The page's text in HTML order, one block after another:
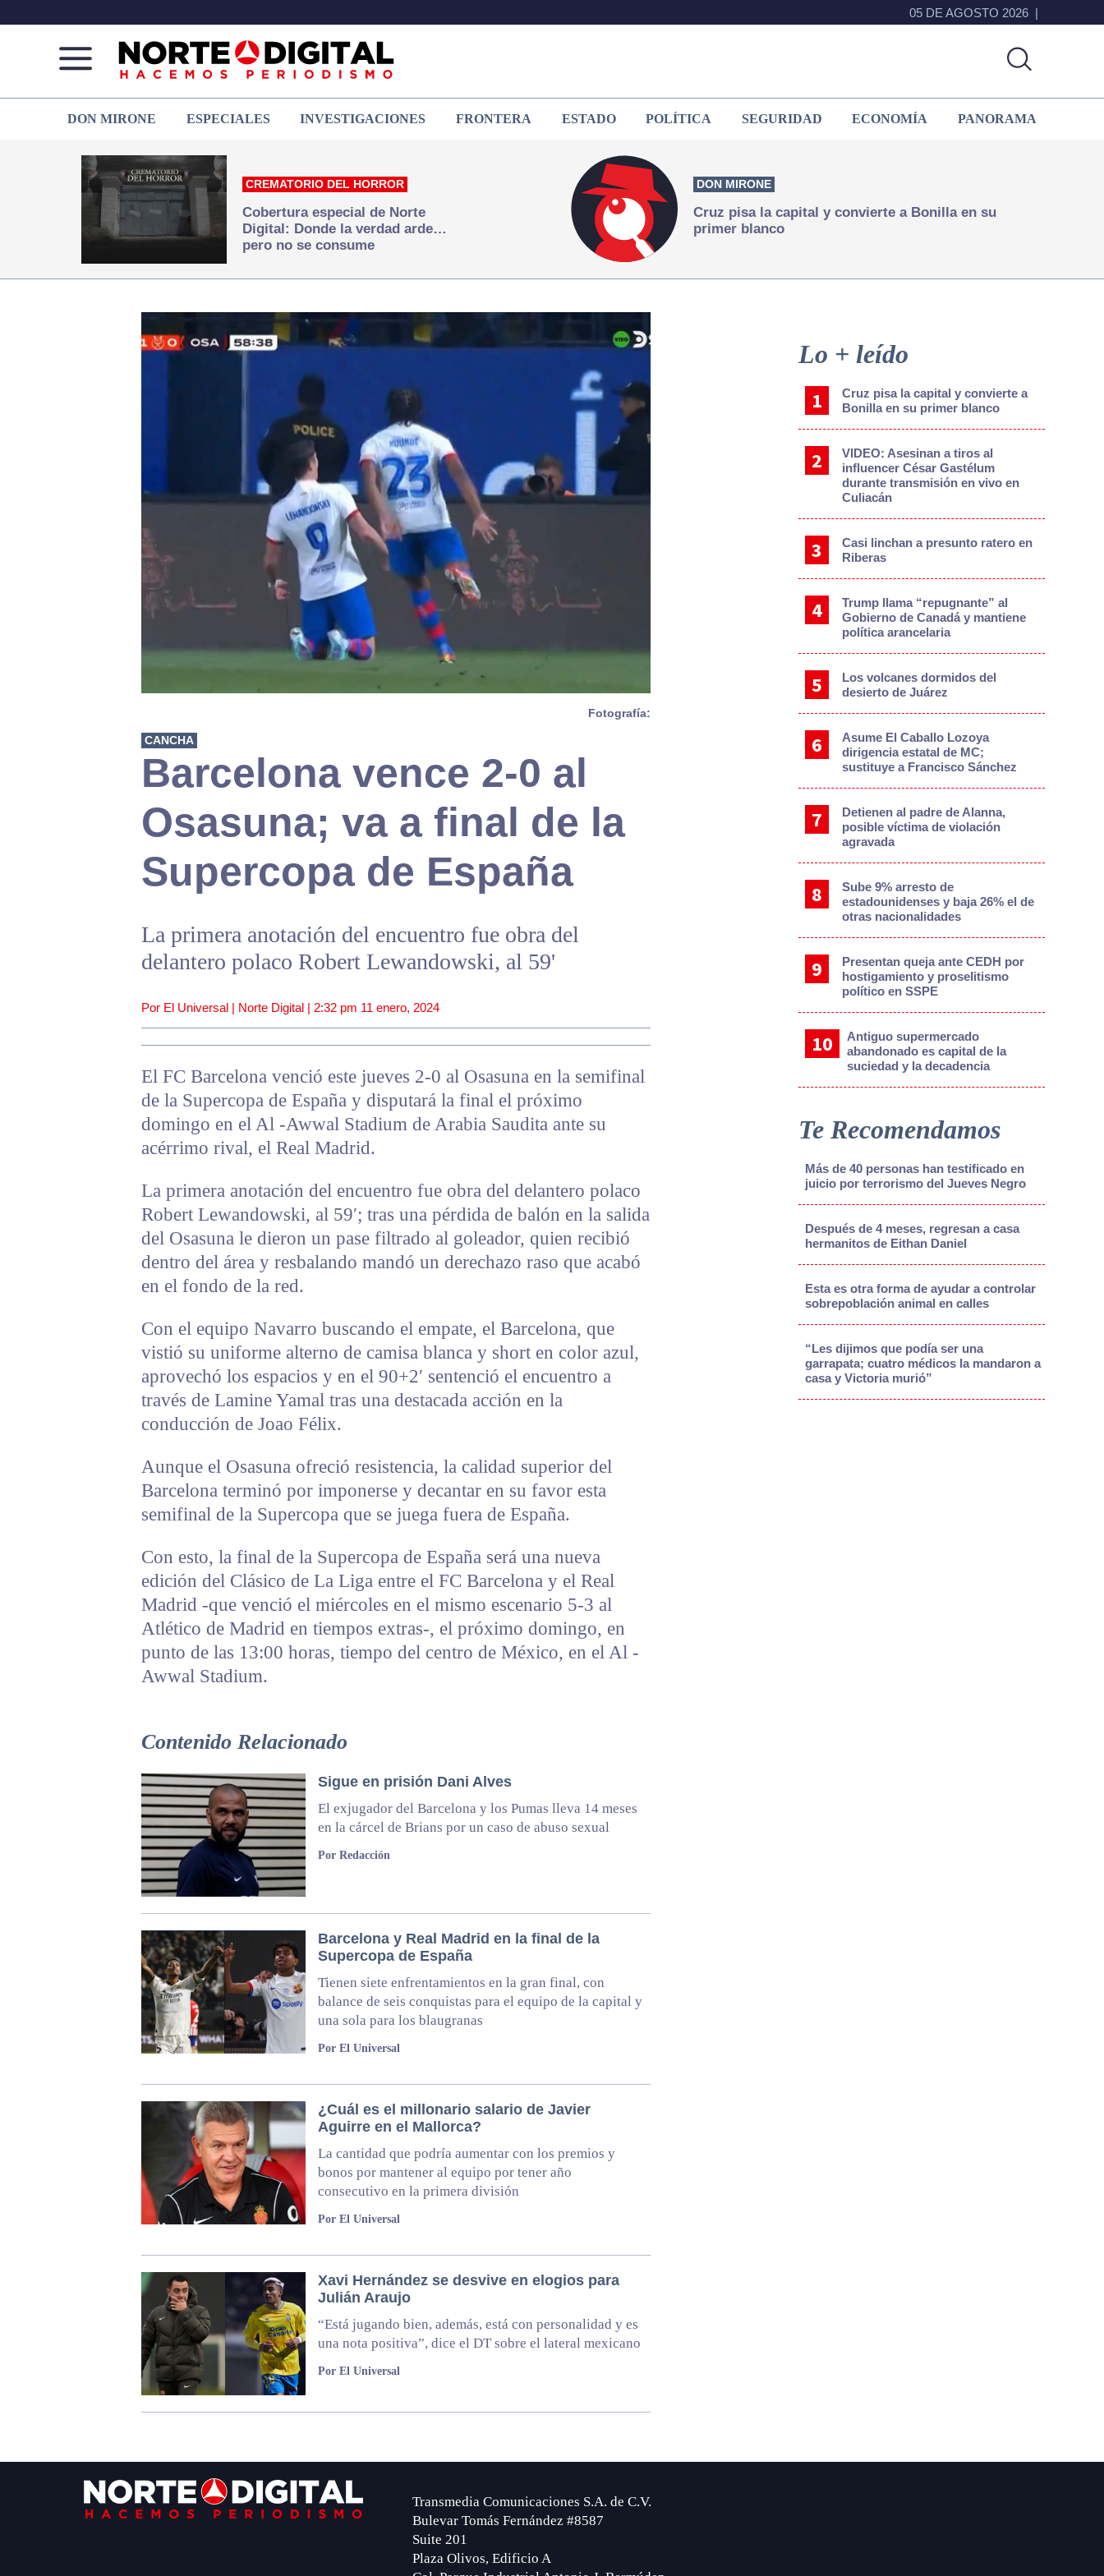
05 DE AGOSTO 2026
de
Juárez
que
hacemos periodismo
DON MIRONE ESPECIALES INVESTIGACIONES FRONTERA ESTADO POLÍTICA SEGURIDAD ECONOMÍA PANORAMA
CREMATORIO DEL HORROR
Cobertura especial de Norte
Digital: Donde la verdad arde…
pero no se consume
DON MIRONE
Cruz pisa la capital y convierte a Bonilla en su
primer blanco
Fotografía:
CANCHA
Barcelona vence 2-0 al
Osasuna; va a final de la
Supercopa de España
La primera anotación del encuentro fue obra del
delantero polaco Robert Lewandowski, al 59'
Por El Universal | Norte Digital | 2:32 pm 11 enero, 2024
El FC Barcelona venció este jueves 2-0 al Osasuna en la semifinal
de la Supercopa de España y disputará la final el próximo
domingo en el Al -Awwal Stadium de Arabia Saudita ante su
acérrimo rival, el Real Madrid.
La primera anotación del encuentro fue obra del delantero polaco
Robert Lewandowski, al 59′; tras una pérdida de balón en la salida
del Osasuna le dieron un pase filtrado al goleador, quien recibió
dentro del área y resbalando mandó un derechazo raso que acabó
en el fondo de la red.
Con el equipo Navarro buscando el empate, el Barcelona, que
vistió su uniforme alterno de camisa blanca y short en color azul,
aprovechó los espacios y en el 90+2′ sentenció el encuentro a
través de Lamine Yamal tras una destacada acción en la
conducción de Joao Félix.
Aunque el Osasuna ofreció resistencia, la calidad superior del
Barcelona terminó por imponerse y decantar en su favor esta
semifinal de la Supercopa que se juega fuera de España.
Con esto, la final de la Supercopa de España será una nueva
edición del Clásico de La Liga entre el FC Barcelona y el Real
Madrid -que venció el miércoles en el mismo escenario 5-3 al
Atlético de Madrid en tiempos extras-, el próximo domingo, en
punto de las 13:00 horas, tiempo del centro de México, en el Al -
Awwal Stadium.
Contenido Relacionado
Sigue en prisión Dani Alves
El exjugador del Barcelona y los Pumas lleva 14 meses
en la cárcel de Brians por un caso de abuso sexual
Por Redacción
Barcelona y Real Madrid en la final de la
Supercopa de España
Tienen siete enfrentamientos en la gran final, con
balance de seis conquistas para el equipo de la capital y
una sola para los blaugranas
Por El Universal
¿Cuál es el millonario salario de Javier
Aguirre en el Mallorca?
La cantidad que podría aumentar con los premios y
bonos por mantener al equipo por tener año
consecutivo en la primera división
Por El Universal
Xavi Hernández se desvive en elogios para
Julián Araujo
“Está jugando bien, además, está con personalidad y es
una nota positiva”, dice el DT sobre el lateral mexicano
Por El Universal
Sidebar
Lo + leído
Cruz pisa la capital y convierte a
Bonilla en su primer blanco
VIDEO: Asesinan a tiros al
influencer César Gastélum
durante transmisión en vivo en
Culiacán
Casi linchan a presunto ratero en
Riberas
Trump llama “repugnante” al
Gobierno de Canadá y mantiene
política arancelaria
Los volcanes dormidos del
desierto de Juárez
Asume El Caballo Lozoya
dirigencia estatal de MC;
sustituye a Francisco Sánchez
Detienen al padre de Alanna,
posible víctima de violación
agravada
Sube 9% arresto de
estadounidenses y baja 26% el de
otras nacionalidades
Presentan queja ante CEDH por
hostigamiento y proselitismo
político en SSPE
Antiguo supermercado
abandonado es capital de la
suciedad y la decadencia
Te Recomendamos
Más de 40 personas han testificado en
juicio por terrorismo del Jueves Negro
Después de 4 meses, regresan a casa
hermanitos de Eithan Daniel
Esta es otra forma de ayudar a controlar
sobrepoblación animal en calles
“Les dijimos que podía ser una
garrapata; cuatro médicos la mandaron a
casa y Victoria murió”
Transmedia Comunicaciones S.A. de C.V.
Bulevar Tomás Fernández #8587
Suite 201
Plaza Olivos, Edificio A